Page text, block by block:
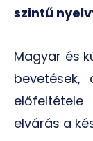
szintű
Magyar és
elvárás a